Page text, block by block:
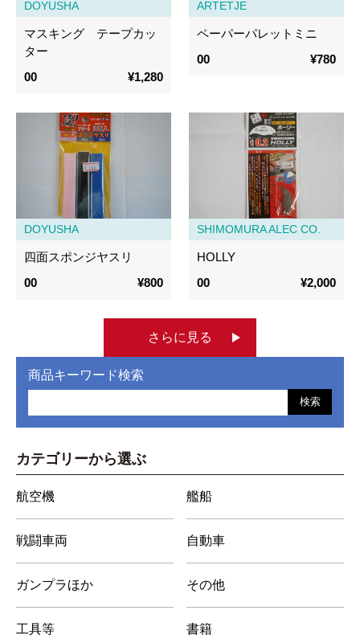
DOYUSHA
マスキング テープカッ
ター
00
¥1,280
ARTETJE
ペーパーパレットミニ
00
¥780
DOYUSHA
四面スポンジヤスリ
00
¥800
SHIMOMURA ALEC CO.
HOLLY
00
¥2,000
さらに見る
商品キーワード検索
検索
カテゴリーから選ぶ
航空機 艦船
戦闘車両 自動車
ガンプラほか その他
工具等 書籍